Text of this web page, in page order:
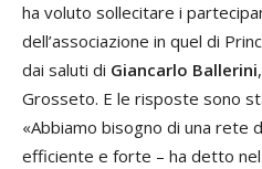
ha voluto sollecitare i
dell’associazione in quel di
dai saluti di Giancarlo Ballerini
Grosseto. E le risposte sono
«Abbiamo bisogno di una rete
efficiente e forte – ha detto